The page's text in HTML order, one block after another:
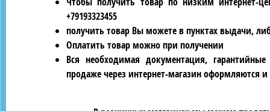
+79193323455
получить товар Вы можете в пунктах выдачи,
Оплатить товар можно при получении
Вся необходимая документация,
продаже через интернет-магазин оформляются